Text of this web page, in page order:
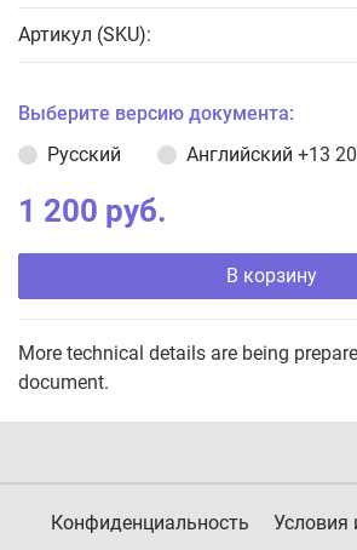
Артикул (SKU):
Выберите версию документа:
Русский
Английский +13
1 200 руб.
В корзину
More technical details are being
document.
Конфиденциальность Условия